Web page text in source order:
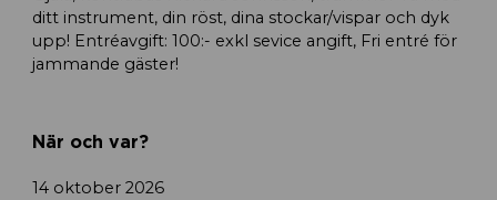
ditt instrument, din röst, dina stockar/vispar och dyk
upp! Entréavgift: 100:- exkl sevice angift, Fri entré för
jammande gäster!
När och var?
14 oktober 2026